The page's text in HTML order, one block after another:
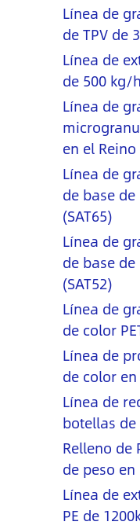
Línea de
de TPV de
Línea de
de 500 kg/
Línea de
en el
Línea de
de base
(SAT65)
Línea de
de base
(SAT52)
Línea de
de color
Línea de
de color
Línea de
botellas de
Relleno de
de peso
Línea de
PE de